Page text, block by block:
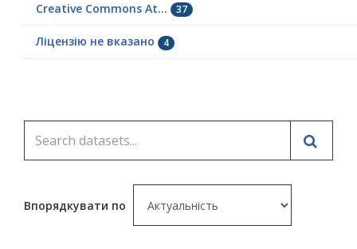
Creative Commons At... 37
Ліцензію не вказано 4
Впорядкувати по